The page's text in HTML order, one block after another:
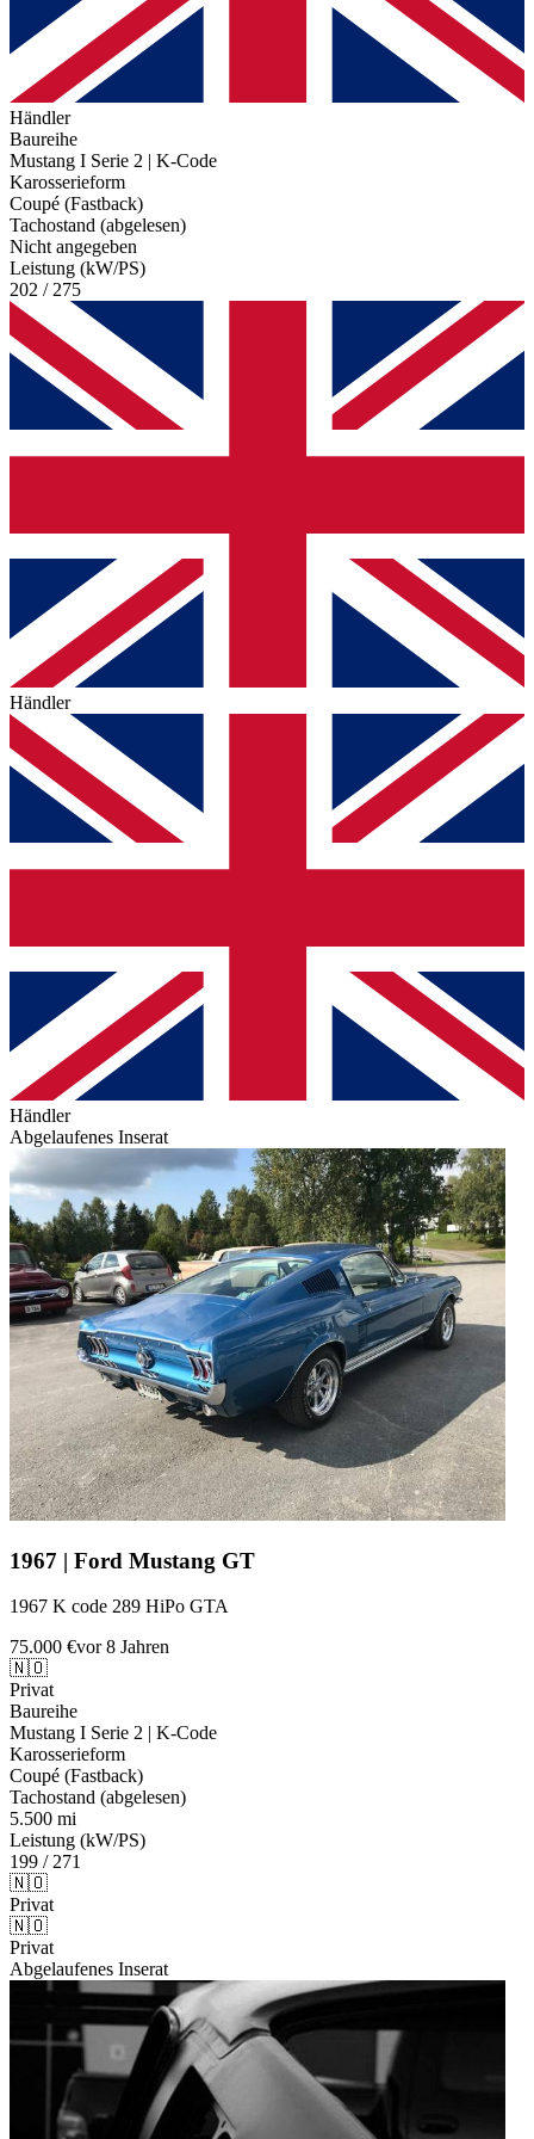
Händler
Baureihe
Mustang I Serie 2 | K-Code
Karosserieform
Coupé (Fastback)
Tachostand (abgelesen)
Nicht angegeben
Leistung (kW/PS)
202 / 275
Händler
Händler
Abgelaufenes Inserat
1967 | Ford Mustang GT
1967 K code 289 HiPo GTA
75.000 €vor 8 Jahren
🇳🇴
Privat
Baureihe
Mustang I Serie 2 | K-Code
Karosserieform
Coupé (Fastback)
Tachostand (abgelesen)
5.500 mi
Leistung (kW/PS)
199 / 271
🇳🇴
Privat
🇳🇴
Privat
Abgelaufenes Inserat